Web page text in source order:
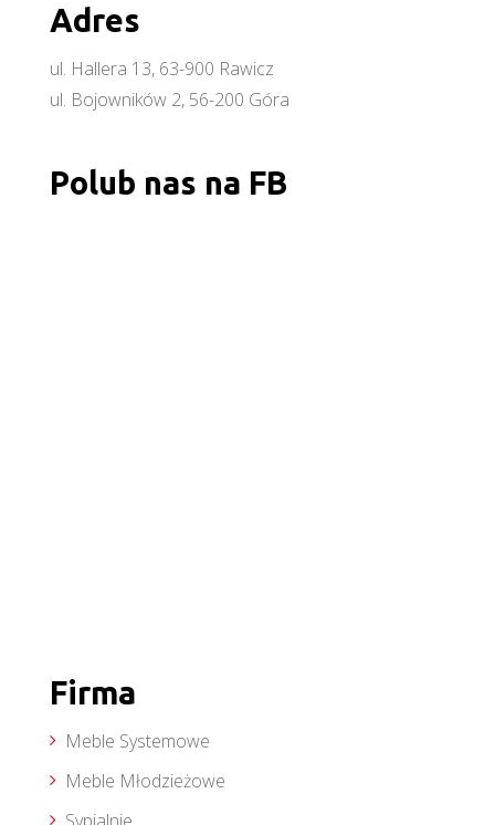
Adres
ul. Hallera 13, 63-900 Rawicz
ul. Bojowników 2, 56-200 Góra
Polub nas na FB
Firma
Meble Systemowe
Meble Młodzieżowe